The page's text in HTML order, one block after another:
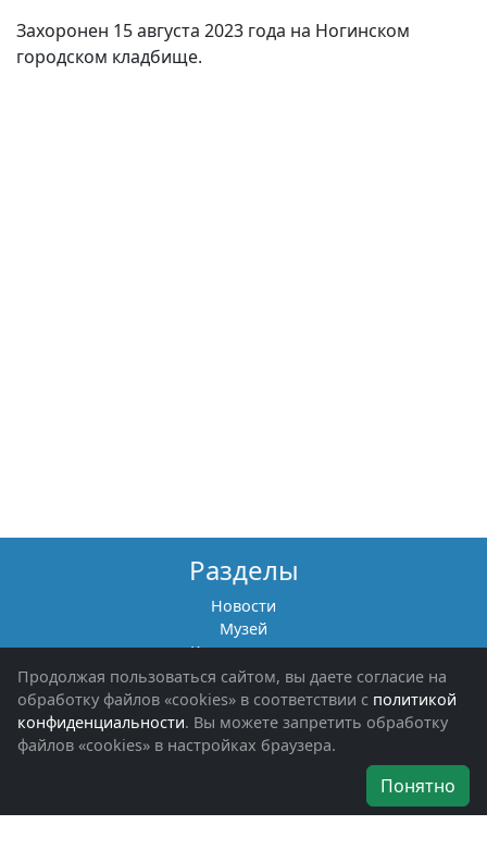
Захоронен 15 августа 2023 года на Ногинском
городском кладбище.
Разделы
Новости
Музей
Книги памяти
Фотоальбомы
Обращения граждан
Помощь участникам СВО и их семьям
Об организации
Наши награды
Продолжая пользоваться сайтом, вы даете согласие на
обработку файлов «cookies» в соответствии с политикой
конфиденциальности. Вы можете запретить обработку
файлов «cookies» в настройках браузера.
Понятно